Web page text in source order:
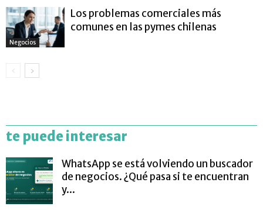
Negocios
Los problemas comerciales más
comunes en las pymes chilenas
te puede interesar
WhatsApp se está volviendo un buscador
de negocios. ¿Qué pasa si te encuentran
y...